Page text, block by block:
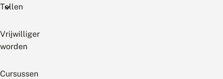
Tellen
Vrijwilliger
worden
Cursussen